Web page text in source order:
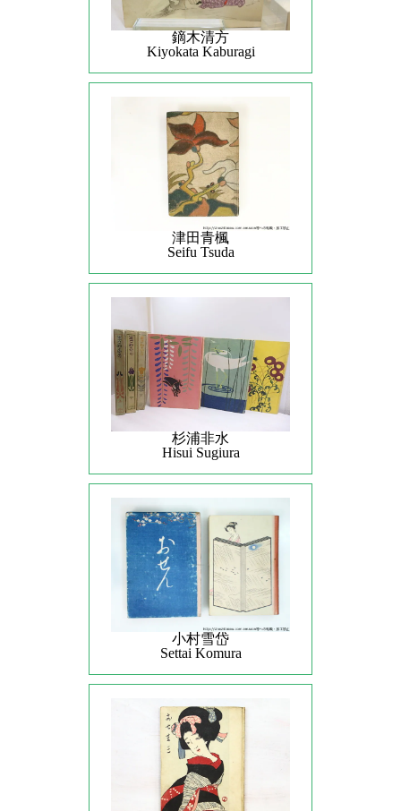
鏑木清方
Kiyokata Kaburagi
津田青楓
Seifu Tsuda
杉浦非水
Hisui Sugiura
小村雪岱
Settai Komura